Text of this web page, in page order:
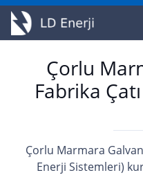
Çorlu
Fabrika
Çorlu Marmara
Enerji Sistemleri)